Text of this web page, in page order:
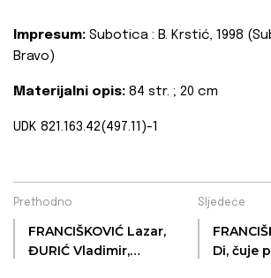
Impresum: Subotica : B. Krstić, 1998
Bravo)
Materijalni opis: 84 str. ; 20 cm
UDK 821.163.42(497.11)-1
Prethodno
FRANCIŠKOVIĆ Lazar,
ĐURIĆ Vladimir,
Sljedeće
Di, čuje